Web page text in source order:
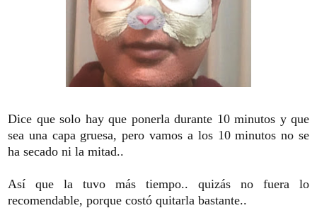
Dice que solo hay que ponerla durante 10 minutos y que
sea una capa gruesa, pero vamos a los 10 minutos no se
ha secado ni la mitad..
Así que la tuvo más tiempo.. quizás no fuera lo
recomendable, porque costó quitarla bastante..